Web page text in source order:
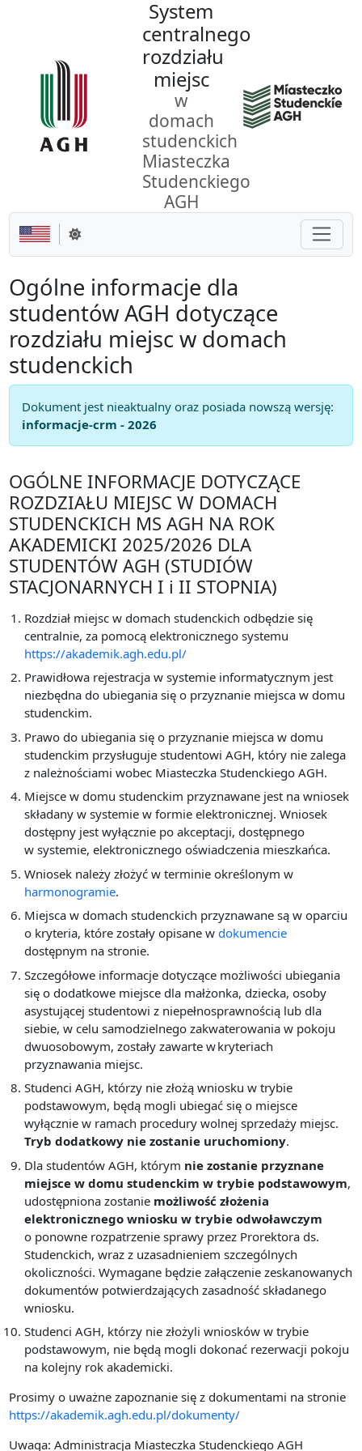
System
centralnego
rozdziału
miejsc
w
domach
studenckich
Miasteczka
Studenckiego
AGH
Zmień motyw
Ogólne informacje dla
studentów AGH dotyczące
rozdziału miejsc w domach
studenckich
Dokument jest nieaktualny oraz posiada nowszą wersję:
informacje-crm - 2026
OGÓLNE INFORMACJE DOTYCZĄCE
ROZDZIAŁU MIEJSC W DOMACH
STUDENCKICH MS AGH NA ROK
AKADEMICKI 2025/2026 DLA
STUDENTÓW AGH (STUDIÓW
STACJONARNYCH I i II STOPNIA)
Rozdział miejsc w domach studenckich odbędzie się
centralnie, za pomocą elektronicznego systemu
https://akademik.agh.edu.pl/
Prawidłowa rejestracja w systemie informatycznym jest
niezbędna do ubiegania się o przyznanie miejsca w domu
studenckim.
Prawo do ubiegania się o przyznanie miejsca w domu
studenckim przysługuje studentowi AGH, który nie zalega
z należnościami wobec Miasteczka Studenckiego AGH.
Miejsce w domu studenckim przyznawane jest na wniosek
składany w systemie w formie elektronicznej. Wniosek
dostępny jest wyłącznie po akceptacji, dostępnego
w systemie, elektronicznego oświadczenia mieszkańca.
Wniosek należy złożyć w terminie określonym w
harmonogramie.
Miejsca w domach studenckich przyznawane są w oparciu
o kryteria, które zostały opisane w dokumencie
dostępnym na stronie.
Szczegółowe informacje dotyczące możliwości ubiegania
się o dodatkowe miejsce dla małżonka, dziecka, osoby
asystującej studentowi z niepełnosprawnością lub dla
siebie, w celu samodzielnego zakwaterowania w pokoju
dwuosobowym, zostały zawarte w kryteriach
przyznawania miejsc.
Studenci AGH, którzy nie złożą wniosku w trybie
podstawowym, będą mogli ubiegać się o miejsce
wyłącznie w ramach procedury wolnej sprzedaży miejsc.
Tryb dodatkowy nie zostanie uruchomiony.
Dla studentów AGH, którym nie zostanie przyznane
miejsce w domu studenckim w trybie podstawowym,
udostępniona zostanie możliwość złożenia
elektronicznego wniosku w trybie odwoławczym
o ponowne rozpatrzenie sprawy przez Prorektora ds.
Studenckich, wraz z uzasadnieniem szczególnych
okoliczności. Wymagane będzie załączenie zeskanowanych
dokumentów potwierdzających zasadność składanego
wniosku.
Studenci AGH, którzy nie złożyli wniosków w trybie
podstawowym, nie będą mogli dokonać rezerwacji pokoju
na kolejny rok akademicki.
Prosimy o uważne zapoznanie się z dokumentami na stronie
https://akademik.agh.edu.pl/dokumenty/
Uwaga: Administracja Miasteczka Studenckiego AGH